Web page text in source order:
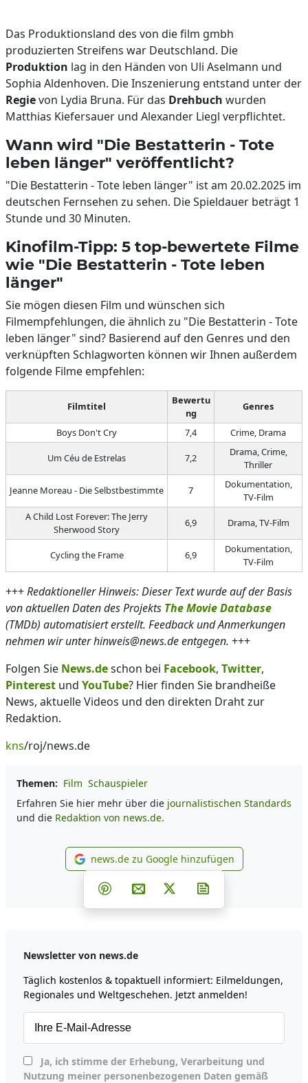
Das Produktionsland des von die film gmbh
produzierten Streifens war Deutschland. Die
Produktion lag in den Händen von Uli Aselmann und
Sophia Aldenhoven. Die Inszenierung entstand unter der
Regievon Lydia Bruna. Für das Drehbuch wurden
Matthias Kiefersauer und Alexander Liegl verpflichtet.
Wann wird "Die Bestatterin - Tote
leben länger" veröffentlicht?
"Die Bestatterin - Tote leben länger" ist am 20.02.2025 im
deutschen Fernsehen zu sehen. Die Spieldauer beträgt 1
Stunde und 30 Minuten.
Kinofilm-Tipp: 5 top-bewertete Filme
wie "Die Bestatterin - Tote leben
länger"
Sie mögen diesen Film und wünschen sich
Filmempfehlungen, die ähnlich zu "Die Bestatterin - Tote
leben länger" sind? Basierend auf den Genres und den
verknüpften Schlagworten können wir Ihnen außerdem
folgende Filme empfehlen:
Filmtitel
Bewertu
ng
Genres
Boys Don't Cry 7,4 Crime, Drama
Um Céu de Estrelas 7,2
Drama, Crime,
Thriller
Jeanne Moreau - Die Selbstbestimmte 7
Dokumentation,
TV-Film
A Child Lost Forever: The Jerry
Sherwood Story
6,9 Drama, TV-Film
Cycling the Frame 6,9
Dokumentation,
TV-Film
+++Redaktioneller Hinweis: Dieser Text wurde auf der Basis
von aktuellen Daten des Projekts The Movie Database
(TMDb) automatisiert erstellt. Feedback und Anmerkungen
nehmen wir unter hinweis@news.de entgegen. +++
Folgen Sie News.deschon bei Facebook, Twitter,
Pinterest und YouTube? Hier finden Sie brandheiße
News, aktuelle Videos und den direkten Draht zur
Redaktion.
kns/roj/news.de
Themen: Film Schauspieler
Erfahren Sie hier mehr über die journalistischen Standards
und die Redaktion von news.de.
news.de zu Google
news.de zu Google hinzufügen
Teilen auf Facebook
Teilen auf Whatsapp
Teilen auf Telegram
Teilen auf Pinterest
Per E-Mail teilen
Post auf X
Newsletter von news.de
Täglich kostenlos & topaktuell informiert: Eilmeldungen,
Regionales und Weltgeschehen. Jetzt anmelden!
Nutzung meiner personenbezogenen Daten gemäß